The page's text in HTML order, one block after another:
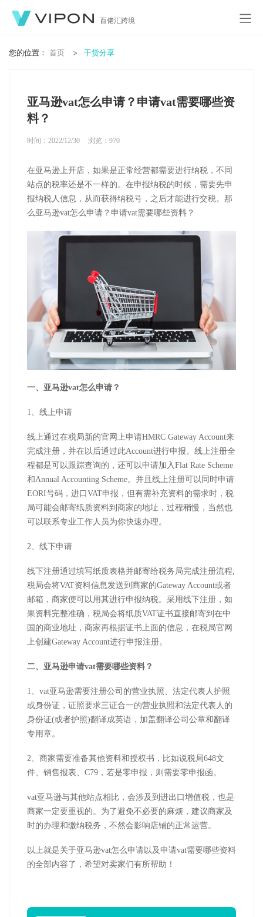
百佬汇跨境
您的位置： 首页 干货分享
亚马逊vat怎么申请？申请vat需要哪些资
料？
时间：2022/12/30 浏览： 970
在亚马逊上开店，如果是正常经营都需要进行纳税，不同
站点的税率还是不一样的。在申报纳税的时候，需要先申
报纳税人信息，从而获得纳税号，之后才能进行交税。那
么亚马逊vat怎么申请？申请vat需要哪些资料？
一、亚马逊vat怎么申请？
1、线上申请
线上通过在税局新的官网上申请HMRC Gateway Account来
完成注册，并在以后通过此Account进行申报。线上注册全
程都是可以跟踪查询的，还可以申请加入Flat Rate Scheme
和Annual Accounting Scheme。并且线上注册可以同时申请
EORI号码，进口VAT申报，但有需补充资料的需求时，税
局可能会邮寄纸质资料到商家的地址，过程稍慢，当然也
可以联系专业工作人员为你快速办理。
2、线下申请
线下注册通过填写纸质表格并邮寄给税务局完成注册流程,
税局会将VAT资料信息发送到商家的Gateway Account或者
邮箱，商家便可以用其进行申报纳税。采用线下注册，如
果资料完整准确，税局会将纸质VAT证书直接邮寄到在中
国的商业地址，商家再根据证书上面的信息，在税局官网
上创建Gateway Account进行申报注册。
二、亚马逊申请vat需要哪些资料？
1、vat亚马逊需要注册公司的营业执照、法定代表人护照
或身份证，证照要求三证合一的营业执照和法定代表人的
身份证(或者护照)翻译成英语，加盖翻译公司公章和翻译
专用章。
2、商家需要准备其他资料和授权书，比如说税局648文
件、销售报表、C79，若是零申报，则需要零申报函。
vat亚马逊与其他站点相比，会涉及到进出口增值税，也是
商家一定要重视的。为了避免不必要的麻烦，建议商家及
时的办理和缴纳税务，不然会影响店铺的正常运营。
以上就是关于亚马逊vat怎么申请以及申请vat需要哪些资料
的全部内容了，希望对卖家们有所帮助！